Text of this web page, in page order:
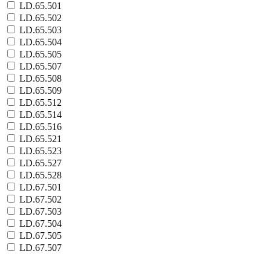
LD.65.501
LD.65.502
LD.65.503
LD.65.504
LD.65.505
LD.65.507
LD.65.508
LD.65.509
LD.65.512
LD.65.514
LD.65.516
LD.65.521
LD.65.523
LD.65.527
LD.65.528
LD.67.501
LD.67.502
LD.67.503
LD.67.504
LD.67.505
LD.67.507